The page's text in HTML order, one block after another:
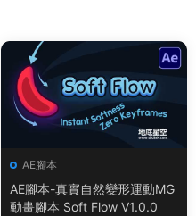
AE腳本
AE腳本-真實自然變形運動MG
動畫腳本 Soft Flow V1.0.0